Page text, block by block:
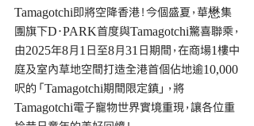
Tamagotchi即將空降香港！今個盛夏，華懋集
團旗下D‧PARK首度與Tamagotchi驚喜聯乘，
由2025年8月1日至8月31日期間，在商場1樓中
庭及室內草地空間打造全港首個佔地逾10,000
呎的「Tamagotchi期間限定鎮」，將
Tamagotchi電子寵物世界實境重現，讓各位重